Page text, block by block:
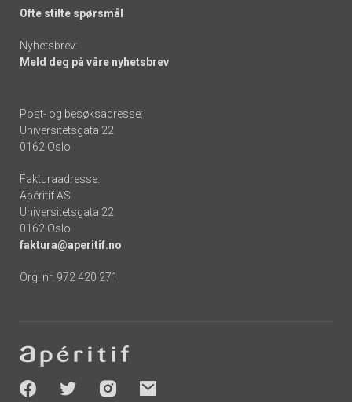
Ofte stilte spørsmål
Nyhetsbrev:
Meld deg på våre nyhetsbrev
Post- og besøksadresse:
Universitetsgata 22
0162 Oslo
Fakturaadresse:
Apéritif AS
Universitetsgata 22
0162 Oslo
faktura@aperitif.no
Org. nr. 972 420 271
-